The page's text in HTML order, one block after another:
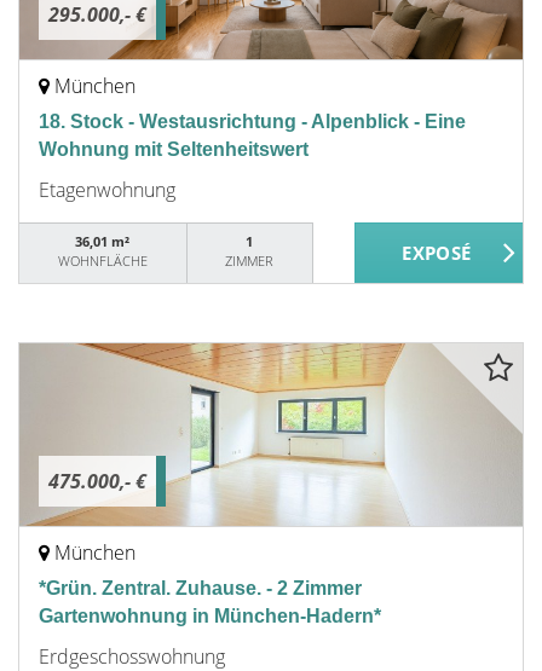
295.000,- €
München
18. Stock - Westausrichtung - Alpenblick - Eine
Wohnung mit Seltenheitswert
Etagenwohnung
36,01 m²
WOHNFLÄCHE
1
ZIMMER
475.000,- €
München
*Grün. Zentral. Zuhause. - 2 Zimmer
Gartenwohnung in München-Hadern*
Erdgeschosswohnung